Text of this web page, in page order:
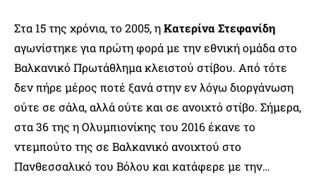
Στα 15 της χρόνια, το 2005, ηΚατερίνα Στεφανίδη
αγωνίστηκε για πρώτη φορά με την εθνική ομάδα στο
Βαλκανικό Πρωτάθλημα κλειστού στίβου. Από τότε
δεν πήρε μέρος ποτέ ξανά στην εν λόγω διοργάνωση
ούτε σε σάλα, αλλά ούτε και σε ανοιχτό στίβο. Σήμερα,
στα 36 της η Ολυμπιονίκης του 2016 έκανε το
ντεμπούτο της σε Βαλκανικό ανοιχτού στο
Πανθεσσαλικό του Βόλου και κατάφερε με την…